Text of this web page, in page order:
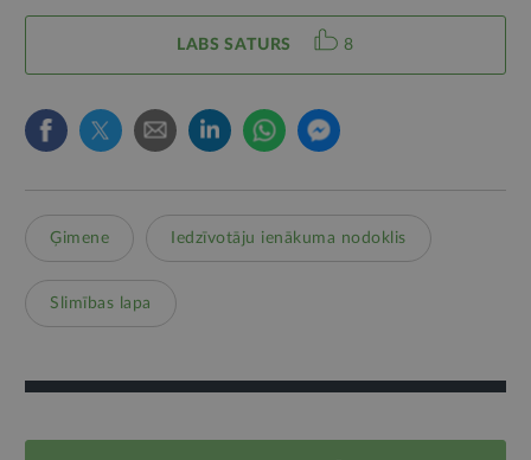
LABS SATURS 8
Ģimene Iedzīvotāju ienākuma nodoklis
Slimības lapa